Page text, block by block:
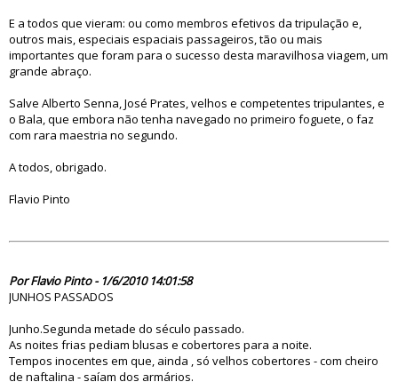
E a todos que vieram: ou como membros efetivos da tripulação e,
outros mais, especiais espaciais passageiros, tão ou mais
importantes que foram para o sucesso desta maravilhosa viagem, um
grande abraço.
Salve Alberto Senna, José Prates, velhos e competentes tripulantes, e
o Bala, que embora não tenha navegado no primeiro foguete, o faz
com rara maestria no segundo.
A todos, obrigado.
Flavio Pinto
Por Flavio Pinto - 1/6/2010 14:01:58
JUNHOS PASSADOS
Junho.Segunda metade do século passado.
As noites frias pediam blusas e cobertores para a noite.
Tempos inocentes em que, ainda , só velhos cobertores - com cheiro
de naftalina - saíam dos armários.